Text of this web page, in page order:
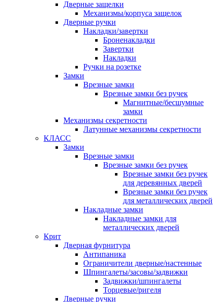
Дверные защелки
Механизмы/корпуса защелок
Дверные ручки
Накладки/завертки
Броненакладки
Завертки
Накладки
Ручки на розетке
Замки
Врезные замки
Врезные замки без ручек
Магнитные/бесшумные
замки
Механизмы секретности
Латунные механизмы секретности
КЛАСС
Замки
Врезные замки
Врезные замки без ручек
Врезные замки без ручек
для деревянных дверей
Врезные замки без ручек
для металлических дверей
Накладные замки
Накладные замки для
металлических дверей
Крит
Дверная фурнитура
Антипаника
Ограничители дверные/настенные
Шпингалеты/засовы/задвижки
Задвижки/шпингалеты
Торцевые/ригеля
Дверные ручки